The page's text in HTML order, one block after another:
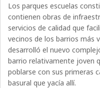
Los parques escuelas
contienen obras de
servicios de calidad que
vecinos de los barrios más
desarrolló el nuevo
barrio relativamente joven
poblarse con sus primeras
basural que yacía allí.